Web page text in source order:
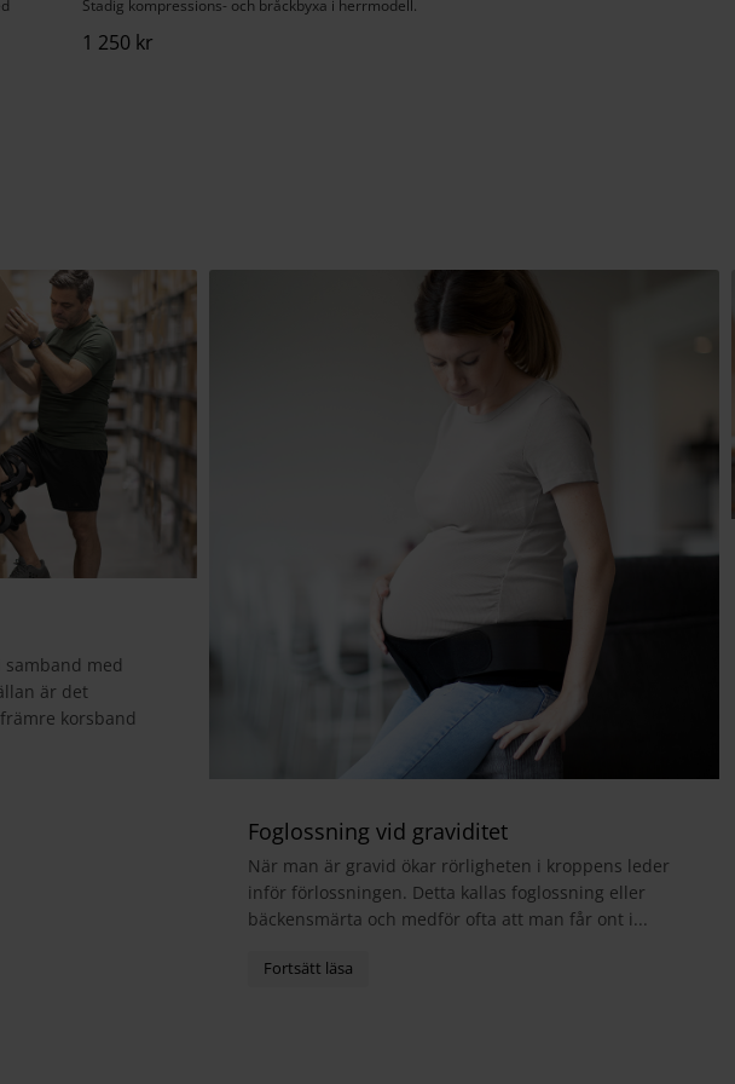
Stadig kompressions- och bråckbyxa i herrmodell.
1 250 kr
med
är det
korsband
Foglossning vid graviditet
När man är gravid ökar rörligheten i kroppens leder
inför förlossningen. Detta kallas foglossning eller
bäckensmärta och medför ofta att man får ont i...